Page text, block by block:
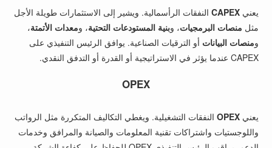
يعنيCAPEX النفقات الرأسمالية. ويشير إلى الاستثمارات طويلة الأجل
مثل منصات البرمجيات، وبنية المستودعات التحتية، ومعدات الأتمتة،
ومنصات البيانات أو الترقيات الصناعية. يوافق الرئيس التنفيذي على
CAPEX عندما يؤثر في الاستراتيجية أو القدرة أو التدفق النقدي.
OPEX
يعنيOPEX النفقات التشغيلية. ويغطي التكاليف المتكررة مثل الرواتب
واللوجستيات واشتراكات تقنية المعلومات والصيانة والمرافق وخدمات